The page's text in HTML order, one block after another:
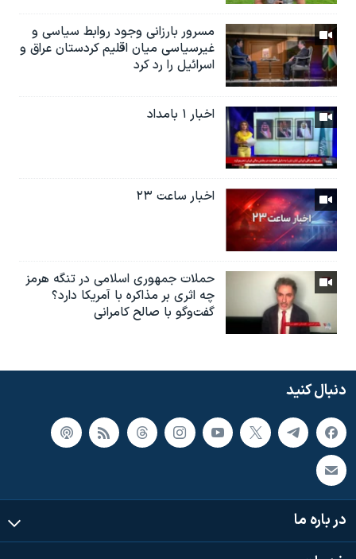
مسرور بارزانی وجود روابط سیاسی و
غیرسیاسی میان اقلیم کردستان عراق و
اسرائيل را رد کرد
اخبار ۱ بامداد
اخبار ساعت ۲۳
حملات جمهوری اسلامی در تنگه هرمز
چه اثری بر مذاکره با آمریکا دارد؟
گفت‌وگو با صالح کامرانی
دنبال کنید
در باره ما